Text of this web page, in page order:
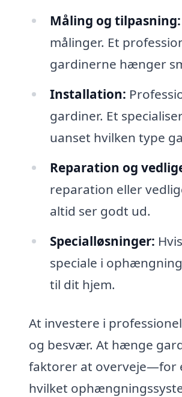
Måling og tilpasning:
målinger. Et
gardinerne hænger
Installation:
gardiner. Et
uanset hvilken type
Reparation og
reparation eller
altid ser godt ud.
Specialløsninger:
speciale i
til dit hjem.
At investere i
og besvær. At hænge
faktorer at overveje—for
hvilket